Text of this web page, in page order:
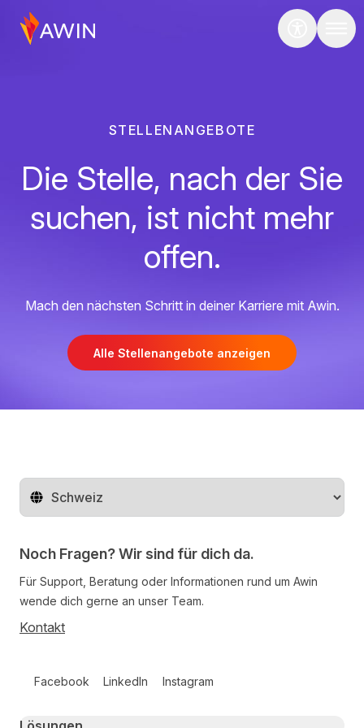
STELLENANGEBOTE
Die Stelle, nach der Sie
suchen, ist nicht mehr
offen.
Mach den nächsten Schritt in deiner Karriere mit Awin.
Alle Stellenangebote anzeigen
Region ändern
Noch Fragen? Wir sind für dich da.
Für Support, Beratung oder Informationen rund um Awin
wende dich gerne an unser Team.
Kontakt
Facebook LinkedIn Instagram
Primary footer navigation